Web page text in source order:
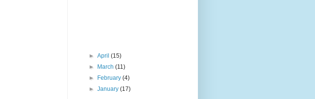
►April(15)
►
March(11)
►
February(4)
►January(17)